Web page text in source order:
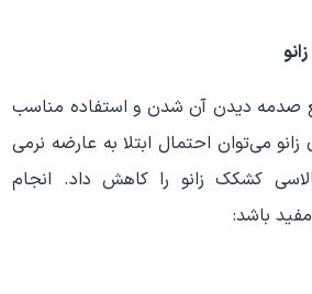
صدمه دیدن آن شدن و استفاده مناسب
می‌توان احتمال ابتلا به عارضه نرمی
کشکک زانو را کاهش داد. انجام
باشد: